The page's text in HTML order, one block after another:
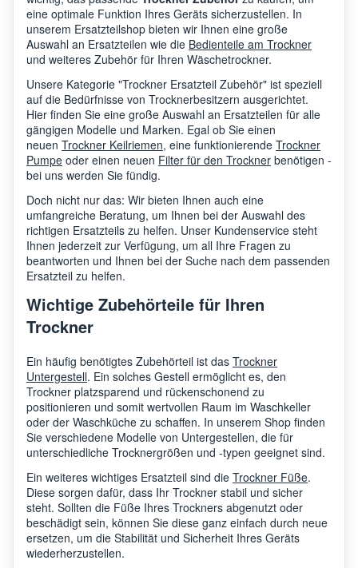
eine optimale Funktion Ihres Geräts sicherzustellen. In
unserem Ersatzteilshop bieten wir Ihnen eine große
Auswahl an Ersatzteilen wie die Bedienteile am Trockner
und weiteres Zubehör für Ihren Wäschetrockner.
Unsere Kategorie "Trockner Ersatzteil Zubehör" ist speziell
auf die Bedürfnisse von Trocknerbesitzern ausgerichtet.
Hier finden Sie eine große Auswahl an Ersatzteilen für alle
gängigen Modelle und Marken. Egal ob Sie einen
neuen Trockner Keilriemen, eine funktionierende Trockner
Pumpe oder einen neuen Filter für den Trockner benötigen -
bei uns werden Sie fündig.
Doch nicht nur das: Wir bieten Ihnen auch eine
umfangreiche Beratung, um Ihnen bei der Auswahl des
richtigen Ersatzteils zu helfen. Unser Kundenservice steht
Ihnen jederzeit zur Verfügung, um all Ihre Fragen zu
beantworten und Ihnen bei der Suche nach dem passenden
Ersatzteil zu helfen.
Wichtige Zubehörteile für Ihren
Trockner
Ein häufig benötigtes Zubehörteil ist das Trockner
Untergestell. Ein solches Gestell ermöglicht es, den
Trockner platzsparend und rückenschonend zu
positionieren und somit wertvollen Raum im Waschkeller
oder der Waschküche zu schaffen. In unserem Shop finden
Sie verschiedene Modelle von Untergestellen, die für
unterschiedliche Trocknergrößen und -typen geeignet sind.
Ein weiteres wichtiges Ersatzteil sind die Trockner Füße.
Diese sorgen dafür, dass Ihr Trockner stabil und sicher
steht. Sollten die Füße Ihres Trockners abgenutzt oder
beschädigt sein, können Sie diese ganz einfach durch neue
ersetzen, um die Stabilität und Sicherheit Ihres Geräts
wiederherzustellen.